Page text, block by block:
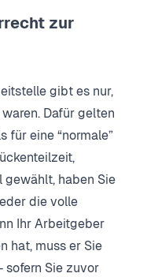
zur
gibt es nur,
Dafür gelten
für eine “normale”
gewählt, haben Sie
die volle
Ihr Arbeitgeber
hat, muss er Sie
Sie zuvor